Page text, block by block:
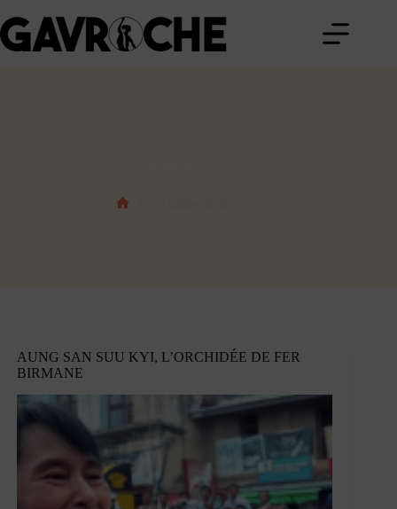
au
contenu
AUNG SAN SUU KYI, L’ORCHIDÉE DE FER
BIRMANE